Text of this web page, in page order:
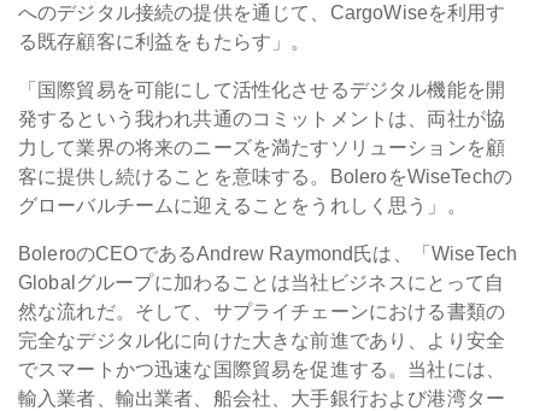
へのデジタル接続の提供を通じて、CargoWiseを利用す
る既存顧客に利益をもたらす」。
「国際貿易を可能にして活性化させるデジタル機能を開
発するという我われ共通のコミットメントは、両社が協
力して業界の将来のニーズを満たすソリューションを顧
客に提供し続けることを意味する。BoleroをWiseTechの
グローバルチームに迎えることをうれしく思う」。
BoleroのCEOであるAndrew Raymond氏は、「WiseTech
Globalグループに加わることは当社ビジネスにとって自
然な流れだ。そして、サプライチェーンにおける書類の
完全なデジタル化に向けた大きな前進であり、より安全
でスマートかつ迅速な国際貿易を促進する。当社には、
輸入業者、輸出業者、船会社、大手銀行および港湾ター